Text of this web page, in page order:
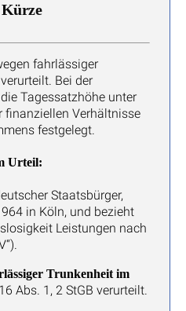
fahrlässiger
Bei der
Tagessatzhöhe unter
finanziellen Verhältnisse
festgelegt.
Urteil:
Staatsbürger,
in Köln, und bezieht
Leistungen nach
Trunkenheit im
Abs. 1, 2 StGB verurteilt.